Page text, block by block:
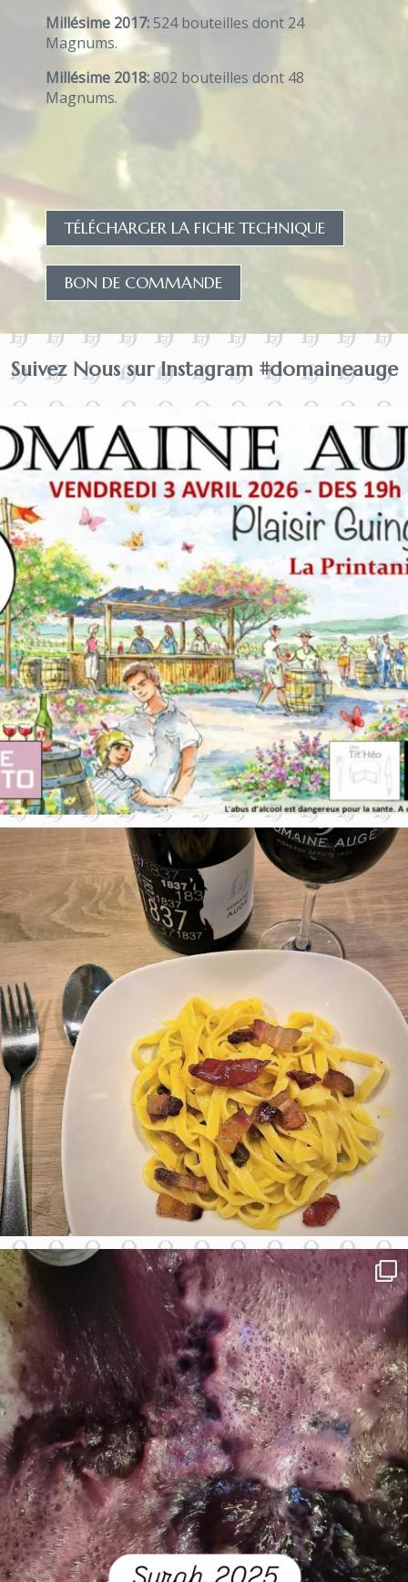
Millésime 2017: 524 bouteilles dont 24
Magnums.
Millésime 2018:802 bouteilles dont 48
Magnums.
TÉLÉCHARGER LA FICHE TECHNIQUE
BON DE COMMANDE
Suivez Nous sur Instagram #domaineauge